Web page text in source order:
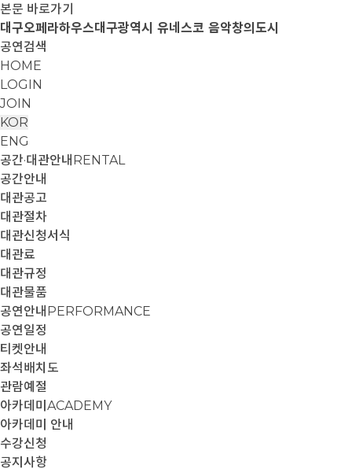
본문 바로가기
대구오페라하우스대구광역시 유네스코 음악창의도시
공연검색
HOME
LOGIN
JOIN
KOR
ENG
공간·대관안내 RENTAL
공간안내
대관공고
대관절차
대관신청서식
대관료
대관규정
대관물품
공연안내 PERFORMANCE
공연일정
티켓안내
좌석배치도
관람예절
아카데미 ACADEMY
아카데미 안내
수강신청
공지사항